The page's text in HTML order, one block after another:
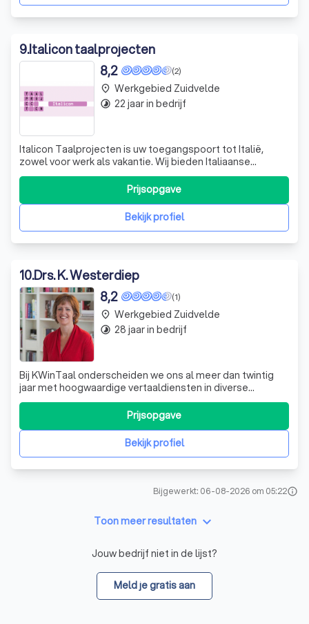
9.Italicon taalprojecten
(2)
8,2
Italicon Taalprojecten is uw toegangspoort tot Italië,
zowel voor werk als vakantie. Wij bieden Italiaanse
cursussen aan voor het jaar 2023, die u de kans geven om
de taal te leren in het prachtige Sardinië. Uw docent, Elena
Masuri, is een gepassioneerde taalliefhebber, beëdigd
tolk/vertaler en erva
Bekijk profiel
Prijsopgave
place Werkgebied Zuidvelde
timelapse 22 jaar in bedrijf
10.Drs. K. Westerdiep
(1)
8,2
Bij KWinTaal onderscheiden we ons al meer dan twintig
jaar met hoogwaardige vertaaldiensten in diverse
vakgebieden. Onze expertise strekt zich uit van
technische en juridische documenten tot
onderwijsgerelateerde teksten. Wij hanteren een breed
scala aan taalcombinaties, waaronder Engels, Nederlands
Bekijk profiel
Prijsopgave
place Werkgebied Zuidvelde
timelapse 28 jaar in bedrijf
Bijgewerkt: 06-08-2026 om 05:22info
Toon meer resultaten keyboard_arrow_down
Jouw bedrijf niet in de lijst?
Meld je gratis aan